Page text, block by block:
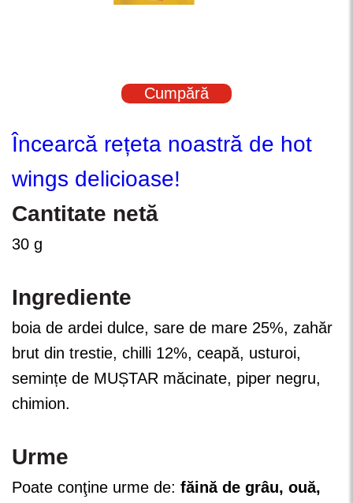
Cumpără
Încearcă rețeta noastră de hot
wings delicioase!
Cantitate netă
30 g
Ingrediente
boia de ardei dulce, sare de mare 25%, zahăr
brut din trestie, chilli 12%, ceapă, usturoi,
semințe de MUȘTAR măcinate, piper negru,
chimion.
Urme
Poate conţine urme de: făină de grâu, ouă,